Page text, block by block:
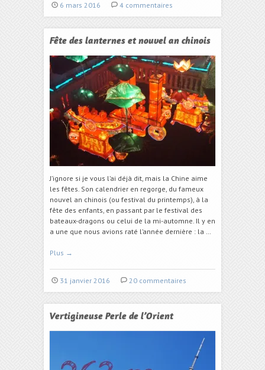
6 mars 2016 4 commentaires
Fête des lanternes et nouvel an chinois
J’ignore si je vous l’ai déjà dit, mais la Chine aime
les fêtes. Son calendrier en regorge, du fameux
nouvel an chinois (ou festival du printemps), à la
fête des enfants, en passant par le festival des
bateaux-dragons ou celui de la mi-automne. Il y en
a une que nous avions raté l’année dernière : la …
Plus →
31 janvier 2016 20 commentaires
Vertigineuse Perle de l’Orient